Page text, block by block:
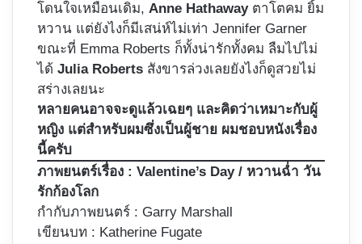
โดนใจเหมือนเดิม, Anne Hathawayตาโตคม ยิ้ม
หวาน แต่ยังไงก็มีเสน่ห์ไม่เท่า Jennifer Garner
ขณะที่ Emma Roberts ก็ทั้งน่ารักทั้งคม ลืมไปไม่
ได้ Julia Roberts สังขารล่วงเลยยังไงก็ดูสวยไม่
สร่างเลยนะ
หลายคนอาจจะดูแล้วเฉยๆ และคิดว่าเหมาะกับผู้
หญิง แต่สำหรับผมซึ่งเป็นผู้ชาย ผมชอบหนังเรื่อง
นี้ครับ
ภาพยนตร์เรื่อง : Valentine’s Day / หวานฉ่ำ วัน
รักก้องโลก
กำกับภาพยนตร์ : Garry Marshall
เขียนบท : Katherine Fugate